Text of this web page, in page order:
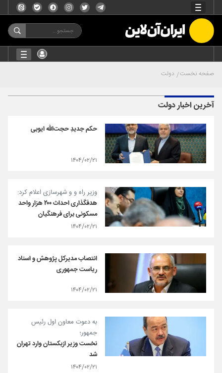
صفحه نخست دولت
آخرین اخبار دولت
حکم جدیدِ حجت‌الله ایوبی
۱۴۰۴/۰۲/۲۱
وزیر راه و و شهرسازی اعلام کرد:
هدفگذاری احداث ۲۰۰ هزار واحد
مسکونی برای فرهنگیان
۱۴۰۴/۰۲/۲۱
انتصاب مدیرکل پژوهش و اسناد
ریاست جمهوری
۱۴۰۴/۰۲/۲۱
به دعوت معاون اول رئیس
جمهور؛
نخست وزیر ازبکستان وارد تهران
شد
۱۴۰۴/۰۲/۲۱